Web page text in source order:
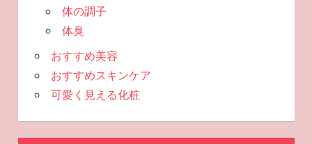
体の調子
体臭
おすすめ美容
おすすめスキンケア
可愛く見える化粧